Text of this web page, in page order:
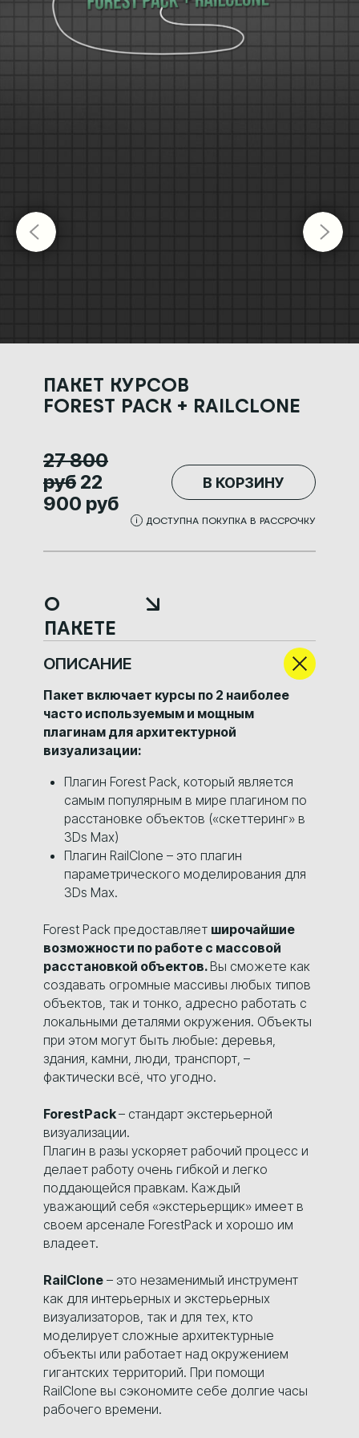
ПАКЕТ КУРСОВ
FOREST PACK + RAILCLONE
ДОСТУПНА ПОКУПКА В РАССРОЧКУ
В КОРЗИНУ
27 800
руб 22
900 руб
О
ПАКЕТЕ
ОПИСАНИЕ
Пакет включает курсы по 2 наиболее
часто используемым и мощным
плагинам для архитектурной
визуализации:
Плагин Forest Pack, который является
самым популярным в мире плагином по
расстановке объектов («скеттеринг» в
3Ds Max)
Плагин RailClone – это плагин
параметрического моделирования для
3Ds Max.
Forest Pack предоставляет широчайшие
возможности по работе с массовой
расстановкой объектов. Вы сможете как
создавать огромные массивы любых типов
объектов, так и тонко, адресно работать с
локальными деталями окружения. Объекты
при этом могут быть любые: деревья,
здания, камни, люди, транспорт, –
фактически всё, что угодно.
ForestPack– стандарт экстерьерной
визуализации.
Плагин в разы ускоряет рабочий процесс и
делает работу очень гибкой и легко
поддающейся правкам. Каждый
уважающий себя «экстерьерщик» имеет в
своем арсенале ForestPack и хорошо им
владеет.
RailClone – это незаменимый инструмент
как для интерьерных и экстерьерных
визуализаторов, так и для тех, кто
моделирует сложные архитектурные
объекты или работает над окружением
гигантских территорий. При помощи
RailClone вы сэкономите себе долгие часы
рабочего времени.